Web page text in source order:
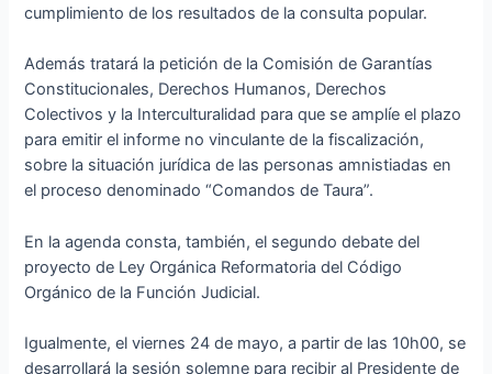
cumplimiento de los resultados de la consulta popular.
Además tratará la petición de la Comisión de Garantías
Constitucionales, Derechos Humanos, Derechos
Colectivos y la Interculturalidad para que se amplíe el plazo
para emitir el informe no vinculante de la fiscalización,
sobre la situación jurídica de las personas amnistiadas en
el proceso denominado “Comandos de Taura”.
En la agenda consta, también, el segundo debate del
proyecto de Ley Orgánica Reformatoria del Código
Orgánico de la Función Judicial.
Igualmente, el viernes 24 de mayo, a partir de las 10h00, se
desarrollará la sesión solemne para recibir al Presidente de